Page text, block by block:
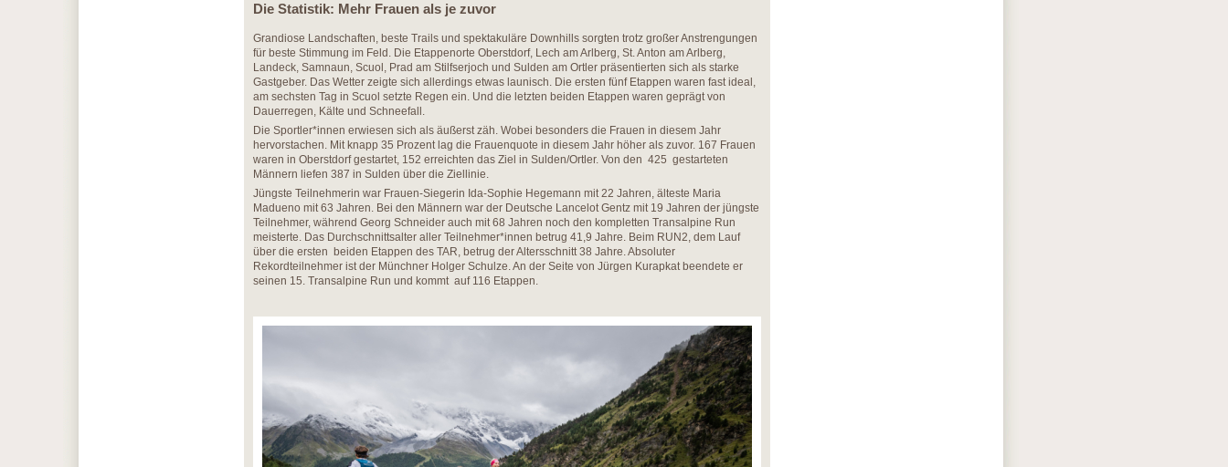
Die Statistik: Mehr Frauen als je zuvor
Grandiose Landschaften, beste Trails und spektakuläre Downhills sorgten trotz großer Anstrengungen
für beste Stimmung im Feld. Die Etappenorte Oberstdorf, Lech am Arlberg, St. Anton am Arlberg,
Landeck, Samnaun, Scuol, Prad am Stilfserjoch und Sulden am Ortler präsentierten sich als starke
Gastgeber. Das Wetter zeigte sich allerdings etwas launisch. Die ersten fünf Etappen waren fast ideal,
am sechsten Tag in Scuol setzte Regen ein. Und die letzten beiden Etappen waren geprägt von
Dauerregen, Kälte und Schneefall.
Die Sportler*innen erwiesen sich als äußerst zäh. Wobei besonders die Frauen in diesem Jahr
hervorstachen. Mit knapp 35 Prozent lag die Frauenquote in diesem Jahr höher als zuvor. 167 Frauen
waren in Oberstdorf gestartet, 152 erreichten das Ziel in Sulden/Ortler. Von den 425 gestarteten
Männern liefen 387 in Sulden über die Ziellinie.
Jüngste Teilnehmerin war Frauen-Siegerin Ida-Sophie Hegemann mit 22 Jahren, älteste Maria
Madueno mit 63 Jahren. Bei den Männern war der Deutsche Lancelot Gentz mit 19 Jahren der jüngste
Teilnehmer, während Georg Schneider auch mit 68 Jahren noch den kompletten Transalpine Run
meisterte. Das Durchschnittsalter aller Teilnehmer*innen betrug 41,9 Jahre. Beim RUN2, dem Lauf
über die ersten beiden Etappen des TAR, betrug der Altersschnitt 38 Jahre. Absoluter
Rekordteilnehmer ist der Münchner Holger Schulze. An der Seite von Jürgen Kurapkat beendete er
seinen 15. Transalpine Run und kommt auf 116 Etappen.